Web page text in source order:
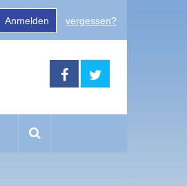
Anmelden vergessen?